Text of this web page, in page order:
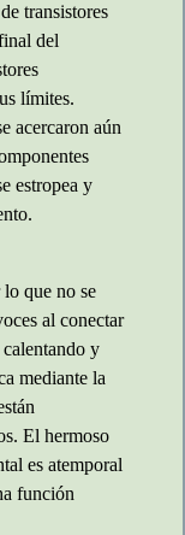
de transistores
del
límites.
acercaron aún
estropea y
lo que no se
al conectar
y
mediante la
El hermoso
es atemporal
función